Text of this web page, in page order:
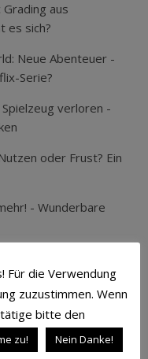
Grading aus
es sich?
Neue Abenteuer -
Serie?
verloren -
oder Frust? Ein
- Wunderbare
AVENGERS
Für die Verwendung
zuzustimmen. Wenn
bitte den
zu! Nein Danke!